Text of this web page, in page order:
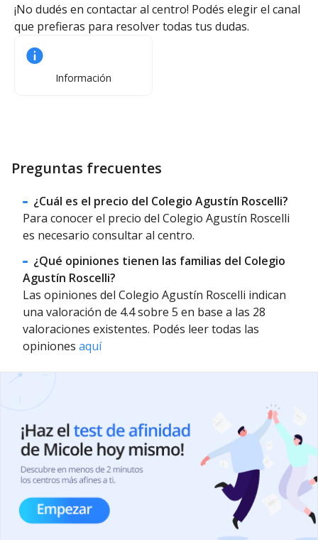
¡No dudés en contactar al centro! Podés elegir el canal
que prefieras para resolver todas tus dudas.
Información
Preguntas frecuentes
¿Cuál es el precio del Colegio Agustín Roscelli?
Para conocer el precio del Colegio Agustín Roscelli
es necesario consultar al centro.
¿Qué opiniones tienen las familias del Colegio
Agustín Roscelli?
Las opiniones del Colegio Agustín Roscelli indican
una valoración de 4.4 sobre 5 en base a las 28
valoraciones existentes. Podés leer todas las
opiniones aquí